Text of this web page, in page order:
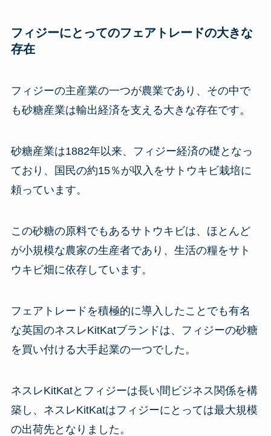
フィジーにとってのフェアトレードの大きな
存在
フィジーの主産業の一つが農業であり、その中で
も砂糖産業は輸出経済を支える大きな存在です。
砂糖産業は1882年以来、フィジー経済の礎となっ
ており、国民の約15％が収入をサトウキビ栽培に
頼っています。
この砂糖の原料でもあるサトウキビは、ほとんど
が小規模な農家の生産者であり、生活の糧をサト
ウキビ畑に依存しています。
フェアトレードを積極的に導入したことでも有名
な英国のネスレKitKatブランドは、フィジーの砂糖
を買い付ける大手起業の一つでした。
ネスレKitKatとフィジーは長い間ビジネス関係を構
築し、ネスレKitKatはフィジーにとっては最大規模
の出荷先となりました。